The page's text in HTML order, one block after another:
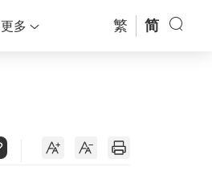
更多 繁 简